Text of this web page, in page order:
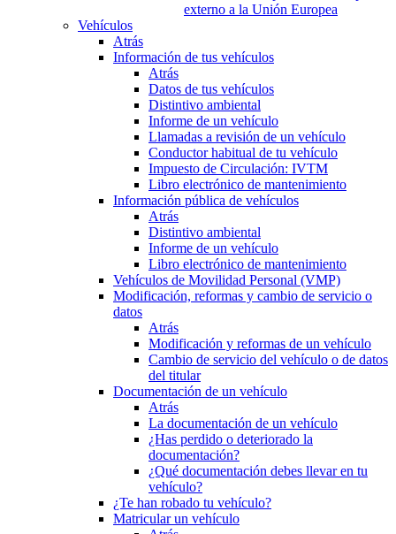
externo a la Unión Europea
Vehículos
Atrás
Información de tus vehículos
Atrás
Datos de tus vehículos
Distintivo ambiental
Informe de un vehículo
Llamadas a revisión de un vehículo
Conductor habitual de tu vehículo
Impuesto de Circulación: IVTM
Libro electrónico de mantenimiento
Información pública de vehículos
Atrás
Distintivo ambiental
Informe de un vehículo
Libro electrónico de mantenimiento
Vehículos de Movilidad Personal (VMP)
Modificación, reformas y cambio de servicio o
datos
Atrás
Modificación y reformas de un vehículo
Cambio de servicio del vehículo o de datos
del titular
Documentación de un vehículo
Atrás
La documentación de un vehículo
¿Has perdido o deteriorado la
documentación?
¿Qué documentación debes llevar en tu
vehículo?
¿Te han robado tu vehículo?
Matricular un vehículo